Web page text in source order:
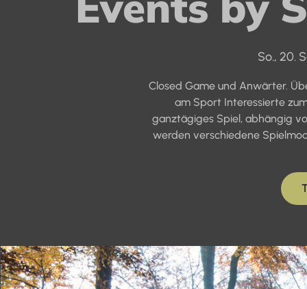
So., 20.
Closed Game und Anwärter.
am Sport Interessierte
ganztägiges Spiel, abhängig
werden verschiedene